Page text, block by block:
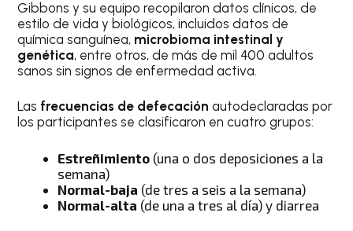
Gibbons y su equipo recopilaron datos clínicos, de
estilo de vida y biológicos, incluidos datos de
química sanguínea, microbioma intestinal y
genética, entre otros, de más de mil 400 adultos
sanos sin signos de enfermedad activa.
Las frecuencias de defecaciónautodeclaradas por
los participantes se clasificaron en cuatro grupos:
Estreñimiento (una o dos deposiciones a la
semana)
Normal-baja (de tres a seis a la semana)
Normal-alta (de una a tres al día) y diarrea